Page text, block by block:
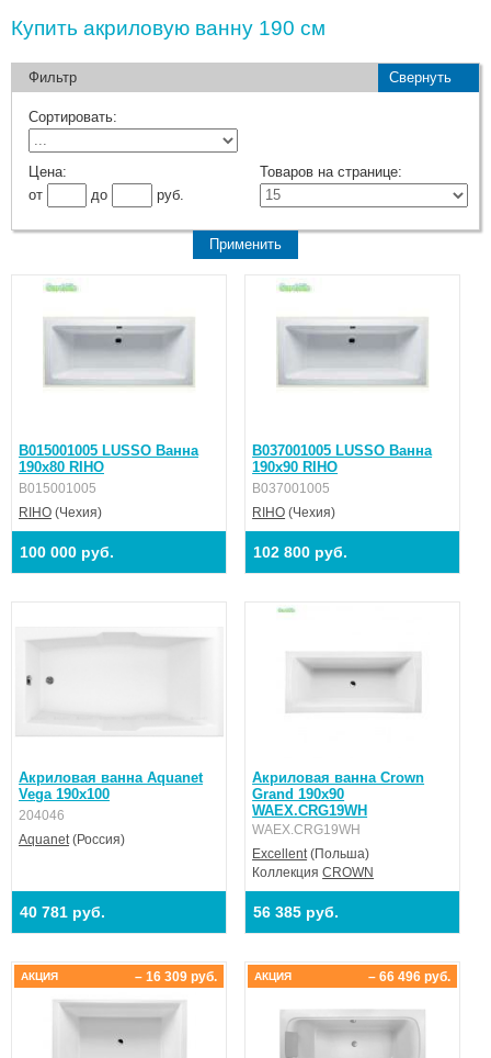
Купить акриловую ванну 190 см
Фильтр Свернуть
Сортировать:
Цена:
от
до руб.
Товаров на странице:
B015001005 LUSSO Ванна
190x80 RIHO
B015001005
RIHO (Чехия)
100 000 руб.
B037001005 LUSSO Ванна
190x90 RIHO
B037001005
RIHO (Чехия)
102 800 руб.
Акриловая ванна Aquanet
Vega 190x100
204046
Aquanet (Россия)
40 781 руб.
Акриловая ванна Crown
Grand 190x90
WAEX.CRG19WH
WAEX.CRG19WH
Excellent (Польша)
КоллекцияCROWN
56 385 руб.
– 16 309 руб.
АКЦИЯ – 66 496 руб.
АКЦИЯ